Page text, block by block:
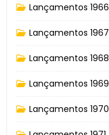
Lançamentos 1966
Lançamentos 1967
Lançamentos 1968
Lançamentos 1969
Lançamentos 1970